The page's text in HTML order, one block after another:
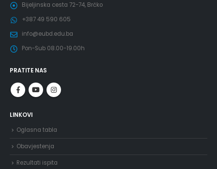
Bijeljinska cesta 72-74, Brčko
+387 49 590 605
info@eubd.edu.ba
Pon-Sub 08.00-19.00h
PRATITE NAS
LINKOVI
Oglasna tabla
Obavjestenja
Rezultati ispita